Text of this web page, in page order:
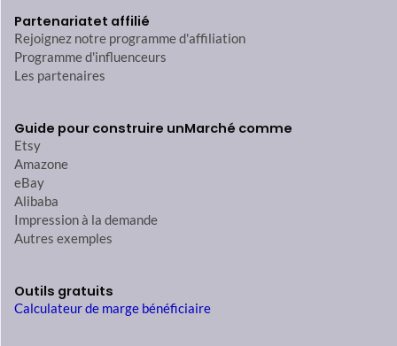
Partenariatet affilié
Rejoignez notre programme d'affiliation
Programme d'influenceurs
Les partenaires
Guide pour construire unMarché comme
Etsy
Amazone
eBay
Alibaba
Impression à la demande
Autres exemples
Outils gratuits
Calculateur de marge bénéficiaire